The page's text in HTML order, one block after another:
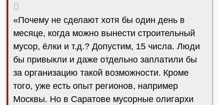
«Почему не сделают хотя бы один день в
месяце, когда можно вынести строительный
мусор, ёлки и т.д.? Допустим, 15 числа. Люди
бы привыкли и даже отдельно заплатили бы
за организацию такой возможности. Кроме
того, уже есть опыт регионов, например
Москвы. Но в Саратове мусорные олигархи